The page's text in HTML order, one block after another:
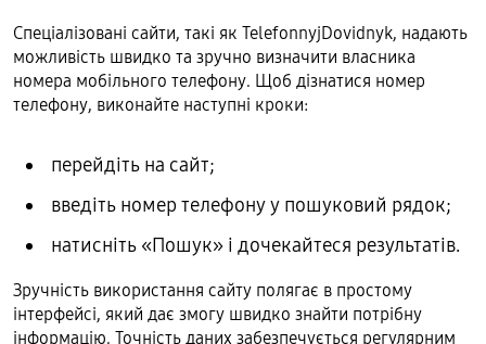
Спеціалізовані сайти, такі як TelefonnyjDovidnyk, надають
можливість швидко та зручно визначити власника
номера мобільного телефону. Щоб дізнатися номер
телефону, виконайте наступні кроки:
перейдіть на сайт;
введіть номер телефону у пошуковий рядок;
натисніть «Пошук» і дочекайтеся результатів.
Зручність використання сайту полягає в простому
інтерфейсі, який дає змогу швидко знайти потрібну
інформацію. Точність даних забезпечується регулярним